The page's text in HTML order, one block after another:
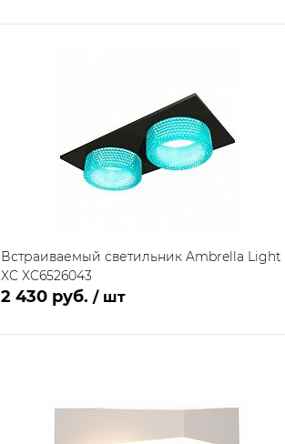
Встраиваемый светильник Ambrella Light
XC XC6526043
2 430 руб. / шт